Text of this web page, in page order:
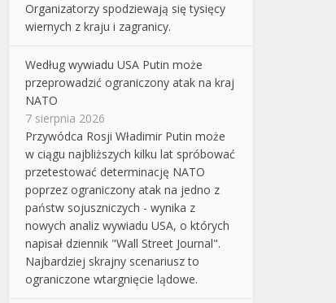
Organizatorzy spodziewają się tysięcy
wiernych z kraju i zagranicy.
Według wywiadu USA Putin może
przeprowadzić ograniczony atak na kraj
NATO
7 sierpnia 2026
Przywódca Rosji Władimir Putin może
w ciągu najbliższych kilku lat spróbować
przetestować determinację NATO
poprzez ograniczony atak na jedno z
państw sojuszniczych - wynika z
nowych analiz wywiadu USA, o których
napisał dziennik "Wall Street Journal".
Najbardziej skrajny scenariusz to
ograniczone wtargnięcie lądowe.